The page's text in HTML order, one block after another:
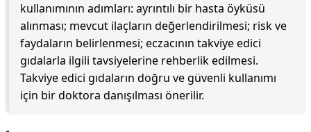
kullanımının adımları: ayrıntılı bir hasta öyküsü
alınması; mevcut ilaçların değerlendirilmesi; risk ve
faydaların belirlenmesi; eczacının takviye edici
gıdalarla ilgili tavsiyelerine rehberlik edilmesi.
Takviye edici gıdaların doğru ve güvenli kullanımı
için bir doktora danışılması önerilir.